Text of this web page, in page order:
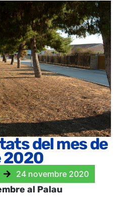
del mes de
2020
24 novembre 2020
al Palau